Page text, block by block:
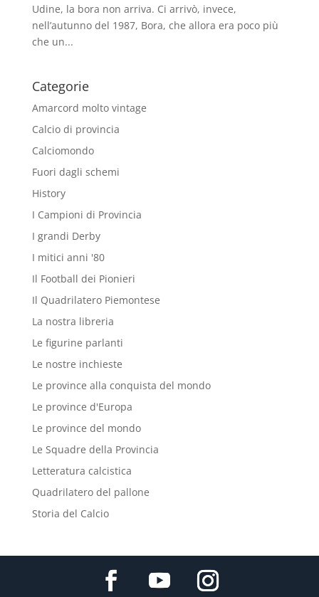
Udine, la bora non arriva. Ci arrivò, invece,
nell’autunno del 1987, Bora, che allora era poco più
che un...
Categorie
Amarcord molto vintage
Calcio di provincia
Calciomondo
Fuori dagli schemi
History
I Campioni di Provincia
I grandi Derby
I mitici anni '80
Il Football dei Pionieri
Il Quadrilatero Piemontese
La nostra libreria
Le figurine parlanti
Le nostre inchieste
Le province alla conquista del mondo
Le province d'Europa
Le province del mondo
Le Squadre della Provincia
Letteratura calcistica
Quadrilatero del pallone
Storia del Calcio